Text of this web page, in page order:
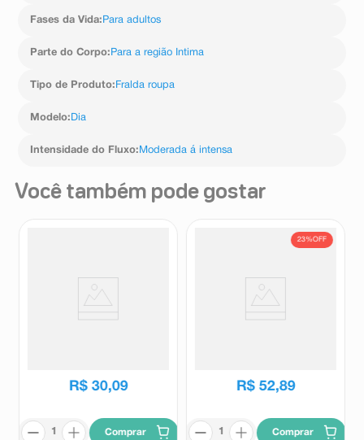
Fases da Vida: Para adultos
Parte do Corpo: Para a região Intima
Tipo de Produto: Fralda roupa
Modelo: Dia
Intensidade do Fluxo: Moderada á intensa
Você também pode gostar
R$ 30,09
Comprar
23%OFF
R$ 52,89
Comprar